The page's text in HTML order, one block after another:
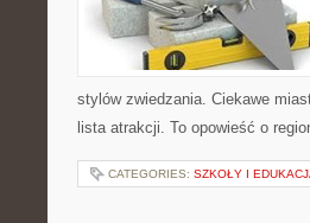
stylów zwiedzania. Ciekawe
lista atrakcji. To opowieść o
CATEGORIES: SZKOŁY I